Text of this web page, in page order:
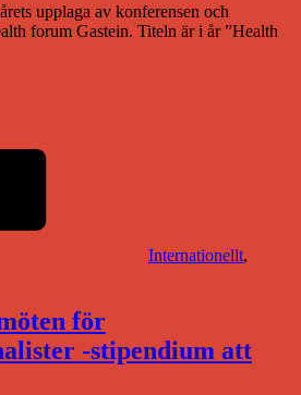
upplaga av konferensen och
forum Gastein. Titeln är i år ”Health
Internationellt,
för
-stipendium att